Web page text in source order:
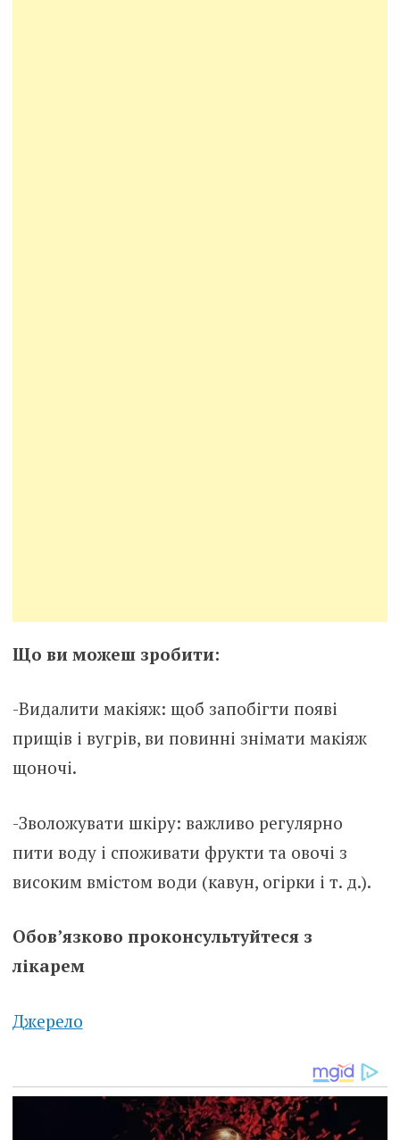
Що ви можеш зробити:
-Видалити макіяж: щоб запобігти появі
прищів і вугрів, ви повинні знімати макіяж
щоночі.
-Зволожувати шкіру: важливо регулярно
пити воду і споживати фрукти та овочі з
високим вмістом води (кавун, огірки і т. д.).
Обов’язково проконсультуйтеся з
лікарем
Джерело